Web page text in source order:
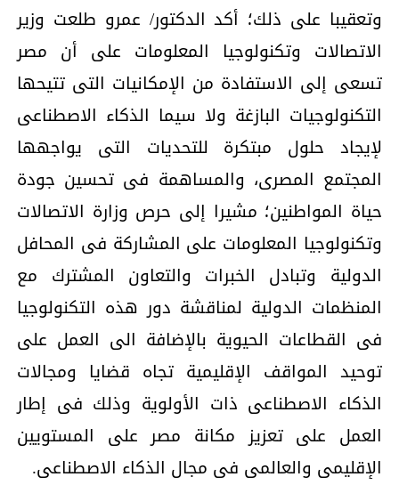
وتعقيبا على ذلك؛ أكد الدكتور/ عمرو طلعت وزير
الاتصالات وتكنولوجيا المعلومات على أن مصر
تسعى إلى الاستفادة من الإمكانيات التى تتيحها
التكنولوجيات البازغة ولا سيما الذكاء الاصطناعى
لإيجاد حلول مبتكرة للتحديات التى يواجهها
المجتمع المصرى، والمساهمة فى تحسين جودة
حياة المواطنين؛ مشيرا إلى حرص وزارة الاتصالات
وتكنولوجيا المعلومات على المشاركة فى المحافل
الدولية وتبادل الخبرات والتعاون المشترك مع
المنظمات الدولية لمناقشة دور هذه التكنولوجيا
فى القطاعات الحيوية بالإضافة الى العمل على
توحيد المواقف الإقليمية تجاه قضايا ومجالات
الذكاء الاصطناعى ذات الأولوية وذلك فى إطار
العمل على تعزيز مكانة مصر على المستويين
الإقليمى والعالمى فى مجال الذكاء الاصطناعى.